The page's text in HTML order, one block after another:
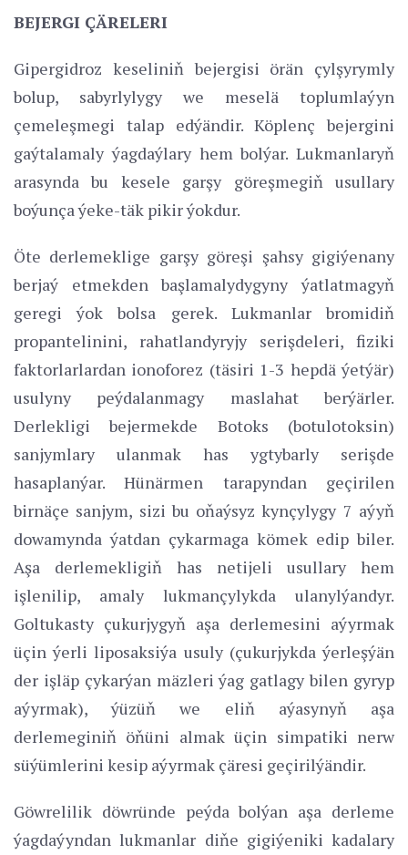
BEJERGI ÇÄRELERI
Gipergidroz keseliniň bejergisi örän çylşyrymly
bolup, sabyrlylygy we meselä toplumlaýyn
çemeleşmegi talap edýändir. Köplenç bejergini
gaýtalamaly ýagdaýlary hem bolýar. Lukmanlaryň
arasynda bu kesele garşy göreşmegiň usullary
boýunça ýeke-täk pikir ýokdur.
Öte derlemeklige garşy göreşi şahsy gigiýenany
berjaý etmekden başlamalydygyny ýatlatmagyň
geregi ýok bolsa gerek. Lukmanlar bromidiň
propantelinini, rahatlandyryjy serişdeleri, fiziki
faktorlarlardan ionoforez (täsiri 1-3 hepdä ýetýär)
usulyny peýdalanmagy maslahat berýärler.
Derlekligi bejermekde Botoks (botulotoksin)
sanjymlary ulanmak has ygtybarly serişde
hasaplanýar. Hünärmen tarapyndan geçirilen
birnäçe sanjym, sizi bu oňaýsyz kynçylygy 7 aýyň
dowamynda ýatdan çykarmaga kömek edip biler.
Aşa derlemekligiň has netijeli usullary hem
işlenilip, amaly lukmançylykda ulanylýandyr.
Goltukasty çukurjygyň aşa derlemesini aýyrmak
üçin ýerli liposaksiýa usuly (çukurjykda ýerleşýän
der işläp çykarýan mäzleri ýag gatlagy bilen gyryp
aýyrmak), ýüzüň we eliň aýasynyň aşa
derlemeginiň öňüni almak üçin simpatiki nerw
süýümlerini kesip aýyrmak çäresi geçirilýändir.
Göwrelilik döwründe peýda bolýan aşa derleme
ýagdaýyndan lukmanlar diňe gigiýeniki kadalary